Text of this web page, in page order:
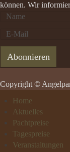
können. Wir
Copyright ©
Home
Aktuelles
Pachtpreise
Tagespreise
Veranstaltungen